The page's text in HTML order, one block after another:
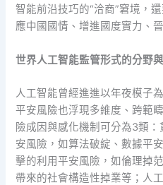
智能前沿技巧的“洽商”窘境，
應中國國情、增進國度實力、
世界人工智能監管形式的分野
人工智能曾經進進以年夜模子
平安風險也浮現多維度、跨範
險成因與感化機制可分為3類
安風險，如算法破綻、數據平
擊的利用平安風險，如倫理掉
帶來的社會構造性掉業等；人